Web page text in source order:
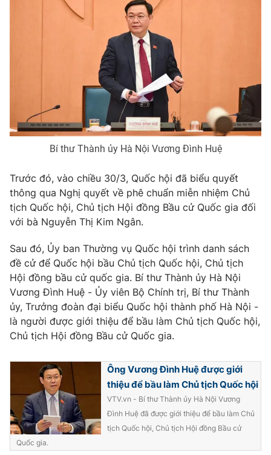
Infographic
Shorts video
VTV Thể thao
VTV Sức khoẻ Bất động sản
Tấm lòng Việt
VTV4 Vươn mình bằng AI
VTV9 VTV8
Liên hệ tòa soạn English
THỜI BÁO VTV
Theo dõi báo trên
Cơ quan chủ quản:Đài Truyền hình Việt Nam
Cơ quan báo chí:Thời báo VTV
Giấy phép hoạt động báo in và báo điện tử số 483/GP-BTTTT
cấp ngày 29/12/2023
Bí thư Thành ủy Hà Nội Vương Đình Huệ
Trước đó, vào chiều 30/3, Quốc hội đã biểu quyết
thông qua Nghị quyết về phê chuẩn miễn nhiệm Chủ
tịch Quốc hội, Chủ tịch Hội đồng Bầu cử Quốc gia đối
với bà Nguyễn Thị Kim Ngân.
Sau đó, Ủy ban Thường vụ Quốc hội trình danh sách
đề cử để Quốc hội bầu Chủ tịch Quốc hội, Chủ tịch
Hội đồng bầu cử quốc gia. Bí thư Thành ủy Hà Nội
Vương Đình Huệ - Ủy viên Bộ Chính trị, Bí thư Thành
ủy, Trưởng đoàn đại biểu Quốc hội thành phố Hà Nội -
là người được giới thiệu để bầu làm Chủ tịch Quốc hội,
Chủ tịch Hội đồng Bầu cử Quốc gia.
Ông Vương Đình Huệ được giới
thiệu để bầu làm Chủ tịch Quốc hội
VTV.vn - Bí thư Thành ủy Hà Nội Vương
Đình Huệ đã được giới thiệu để bầu làm Chủ
tịch Quốc hội, Chủ tịch Hội đồng Bầu cử
Quốc gia.